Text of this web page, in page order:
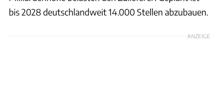
bis 2028 deutschlandweit 14.000 Stellen abzubauen.
ANZEIGE